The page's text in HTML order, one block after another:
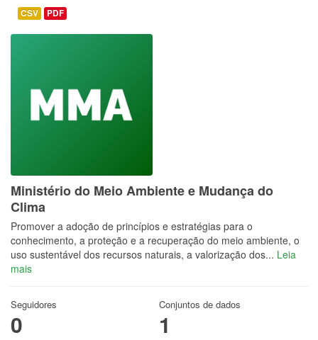
CSV PDF
Ministério do Meio Ambiente e Mudança do
Clima
Promover a adoção de princípios e estratégias para o
conhecimento, a proteção e a recuperação do meio ambiente, o
uso sustentável dos recursos naturais, a valorização dos... Leia
mais
Seguidores
0
Conjuntos de dados
1